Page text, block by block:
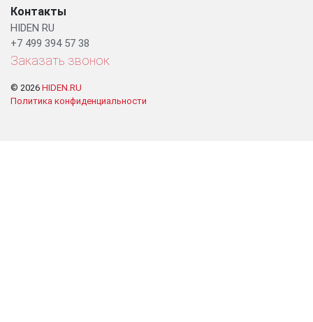
Контакты
HIDEN RU
+7 499 394 57 38
Заказать звонок
© 2026 HIDEN.RU
Политика конфиденциальности